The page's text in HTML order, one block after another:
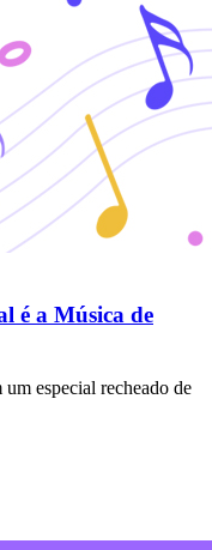
é a Música de
especial recheado de